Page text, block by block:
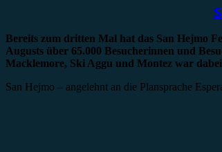
Bereits zum dritten Mal hat das San Hejmo
Augusts über 65.000 Besucherinnen und
Macklemore, Ski Aggu und Montez war
San Hejmo – angelehnt an die Plansprache